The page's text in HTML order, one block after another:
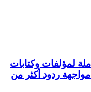
لمؤلفات وكتابات
ردود أكثر من